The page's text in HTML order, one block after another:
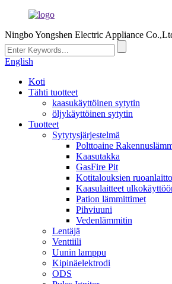
Ningbo Yongshen Electric Appliance
English
Koti
Tähti tuotteet
kaasukäyttöinen sytytin
öljykäyttöinen sytytin
Tuotteet
Sytytysjärjestelmä
Polttoaine
Kaasutakka
GasFire Pit
Kotitalouksien
Kaasulaitteet
Pation lämmittimet
Pihviuuni
Vedenlämmitin
Lentäjä
Venttiili
Uunin lamppu
Kipinäelektrodi
ODS